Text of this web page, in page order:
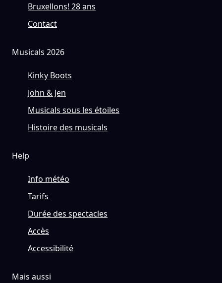
Bruxellons! 28 ans
Contact
Musicals 2026
Kinky Boots
John & Jen
Musicals sous les étoiles
Histoire des musicals
Help
Info météo
Tarifs
Durée des spectacles
Accès
Accessibilité
Mais aussi